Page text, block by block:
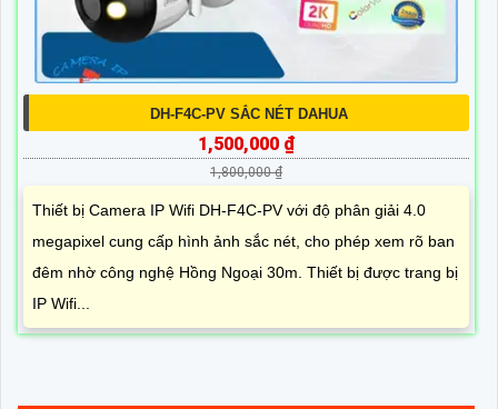
DH-F4C-PV SẮC NÉT DAHUA
1,500,000 ₫
1,800,000 ₫
Thiết bị Camera IP Wifi DH-F4C-PV với độ phân giải 4.0
megapixel cung cấp hình ảnh sắc nét, cho phép xem rõ ban
đêm nhờ công nghệ Hồng Ngoại 30m. Thiết bị được trang bị
IP Wifi...